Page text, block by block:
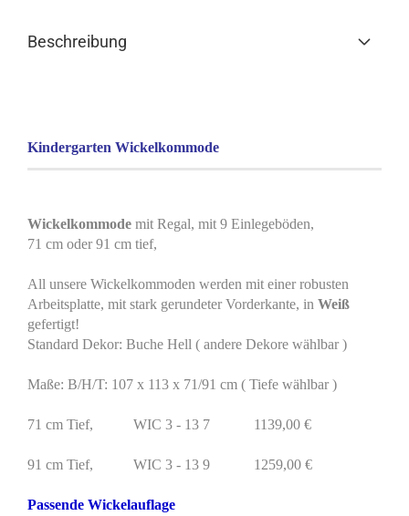
Beschreibung
Kindergarten Wickelkommode
Wickelkommode mit Regal, mit 9 Einlegeböden,
71 cm oder 91 cm tief,
All unsere Wickelkommoden werden mit einer robusten
Arbeitsplatte, mit stark gerundeter Vorderkante, in Weiß
gefertigt!
Standard Dekor: Buche Hell ( andere Dekore wählbar )
Maße: B/H/T: 107 x 113 x 71/91 cm ( Tiefe wählbar )
71 cm Tief, WIC 3 - 13 7 1139,00 €
91 cm Tief, WIC 3 - 13 9 1259,00 €
Passende Wickelauflage